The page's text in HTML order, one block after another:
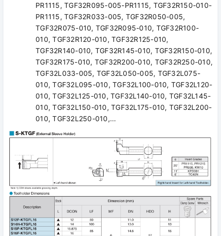
PR1115, TGF32R095-005-PR1115, TGF32R150-010-
PR1115, TGF32R033-005, TGF32R050-005,
TGF32R075-010, TGF32R095-010, TGF32R100-
010, TGF32R120-010, TGF32R125-010,
TGF32R140-010, TGF32R145-010, TGF32R150-010,
TGF32R175-010, TGF32R200-010, TGF32R250-010,
TGF32L033-005, TGF32L050-005, TGF32L075-
010, TGF32L095-010, TGF32L100-010, TGF32L120-
010, TGF32L125-010, TGF32L140-010, TGF32L145-
010, TGF32L150-010, TGF32L175-010, TGF32L200-
010, TGF32L250-010,...